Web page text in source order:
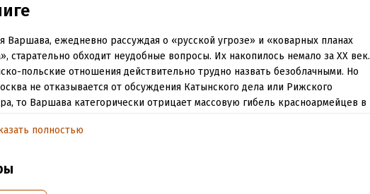
Варшава, ежедневно рассуждая о «русской угрозе» и «коварных планах
старательно обходит неудобные вопросы. Их накопилось немало за ХХ век.
польские отношения действительно трудно назвать безоблачными. Но
не отказывается от обсуждения Катынского дела или Рижского
то Варшава категорически отрицает массовую гибель красноармейцев в
тем страницам истории, о которых в Польше не хотят вспоминать. Но
они являются основой, возведенной в ранг государственной политики
полностью